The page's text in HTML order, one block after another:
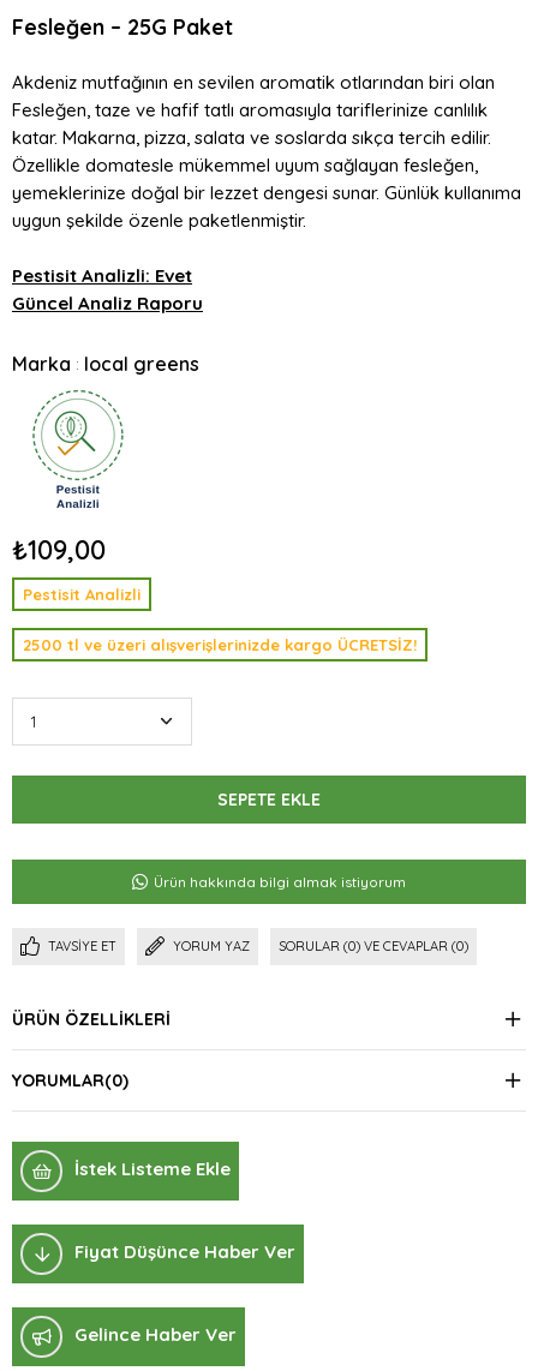
Fesleğen – 25G Paket
Akdeniz mutfağının en sevilen aromatik otlarından biri olan
Fesleğen, taze ve hafif tatlı aromasıyla tariflerinize canlılık
katar. Makarna, pizza, salata ve soslarda sıkça tercih edilir.
Özellikle domatesle mükemmel uyum sağlayan fesleğen,
yemeklerinize doğal bir lezzet dengesi sunar. Günlük kullanıma
uygun şekilde özenle paketlenmiştir.
Pestisit Analizli: Evet
Güncel Analiz Raporu
Marka : local greens
₺109,00
Pestisit Analizli
2500 tl ve üzeri alışverişlerinizde kargo ÜCRETSİZ!
Ürün hakkında bilgi almak istiyorum
TAVSIYE ET YORUM YAZ SORULAR (0) VE CEVAPLAR (0)
ÜRÜN ÖZELLIKLERI
YORUMLAR(0)
İstek Listeme Ekle
Fiyat Düşünce Haber Ver
Gelince Haber Ver